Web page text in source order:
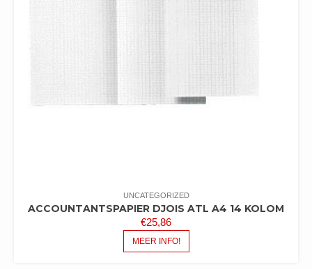
UNCATEGORIZED
ACCOUNTANTSPAPIER DJOIS ATL A4 14 KOLOM
€25,86
MEER INFO!